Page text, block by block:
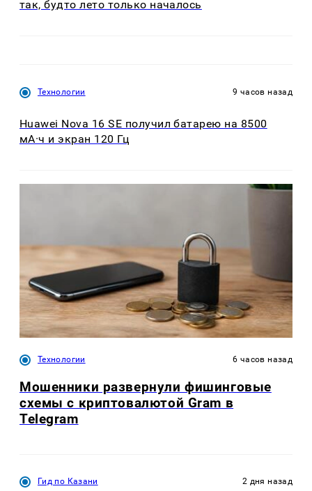
так, будто лето только началось
Технологии 9 часов назад
Huawei Nova 16 SE получил батарею на 8500
мА·ч и экран 120 Гц
Технологии 6 часов назад
Мошенники развернули фишинговые
схемы с криптовалютой Gram в
Telegram
Гид по Казани 2 дня назад